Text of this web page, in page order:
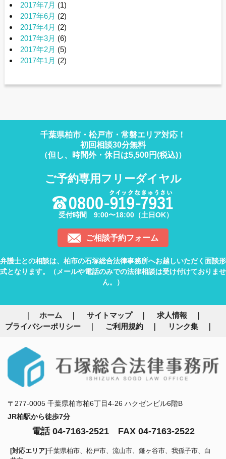
2017年7月 (1)
2017年6月 (2)
2017年4月 (2)
2017年3月 (6)
2017年2月 (5)
2017年1月 (2)
千葉県柏市・松戸市・常磐エリア対応！
初回相談30分無料
（但し、時間外・休日は5,500円(税込)）
ご予約専用フリーダイヤル
受付時間 9:00〜18:00（土日OK）
ご相談予約フォーム
弁護士との相談は、柏市の石塚総合法律事務所へお越しいただく面談形
式となります。（メールや電話のみでの法律相談は受け付けておりませ
ん。）
ホーム サイトマップ
求人情報
プライバシーポリシー
ご利用規約 リンク集
〒277-0005 千葉県柏市柏6丁目4-26 ハクゼンビル6階B
JR柏駅から徒歩7分
電話 04-7163-2521FAX 04-7163-2522
[対応エリア]千葉県柏市、松戸市、流山市、鎌ヶ谷市、我孫子市、白